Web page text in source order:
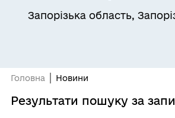
Запорізька область,
Головна Новини
Результати пошуку за